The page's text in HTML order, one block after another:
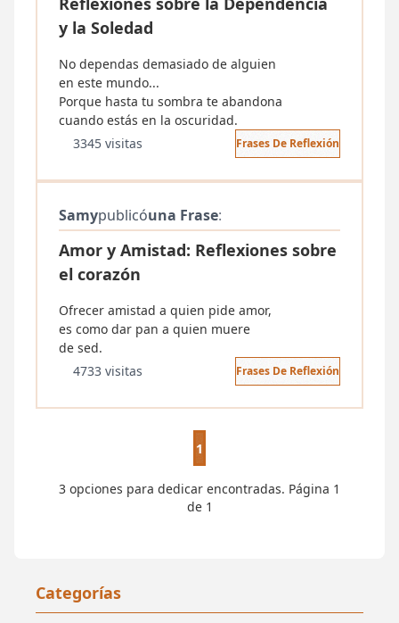
Categorías
y la Soledad
No dependas demasiado de alguien
en este mundo...
Porque hasta tu sombra te abandona
cuando estás en la oscuridad.
3345 visitas
Frases De Reflexión
Samypublicóuna Frase:
Amor y Amistad: Reflexiones sobre
el corazón
Ofrecer amistad a quien pide amor,
es como dar pan a quien muere
de sed.
4733 visitas
Frases De Reflexión
1
3 opciones para dedicar encontradas. Página 1
de 1